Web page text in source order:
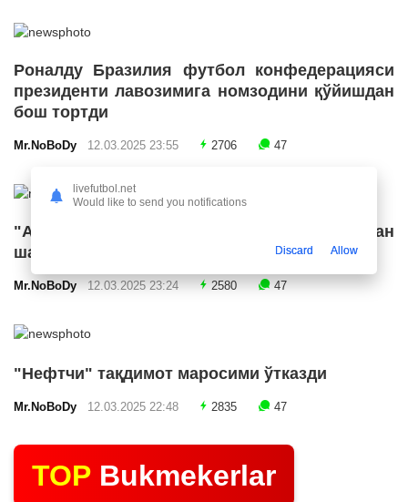
Роналду Бразилия футбол конфедерацияси
президенти лавозимига номзодини қўйишдан
бош тортди
Mr.NoBoDy 12.03.2025 23:55 2706 47
"Арсенал" икки ярим ҳимоячи билан
шартнома имзолашга яқин
Mr.NoBoDy 12.03.2025 23:24 2580 47
"Нефтчи" тақдимот маросими ўтказди
Mr.NoBoDy 12.03.2025 22:48 2835 47
TOP Bukmekerlar
livefutbol.net
Would like to send you notifications
Discard Allow